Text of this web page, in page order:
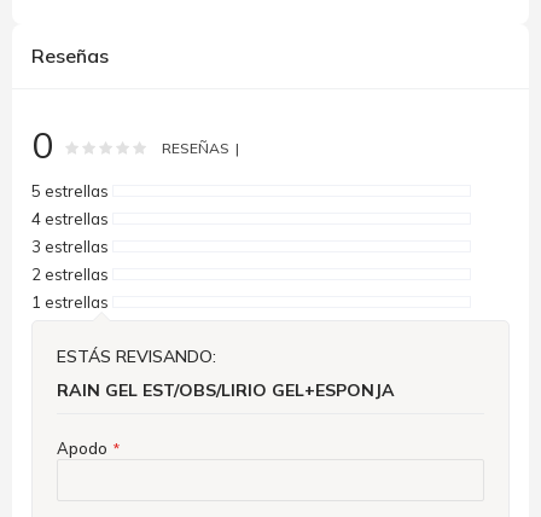
Reseñas
0 Rating: % of100
RESEÑAS
5 estrellas
4 estrellas
3 estrellas
2 estrellas
1 estrellas
ESTÁS REVISANDO:
RAIN GEL EST/OBS/LIRIO GEL+ESPONJA
Apodo